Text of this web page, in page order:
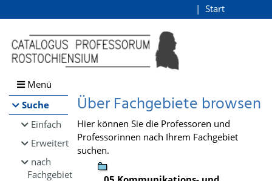
Browsen
direkt zum Inhalt
Start
Menü
Suche
Einfach
Erweitert
nach
Fachgebiet
Über Fachgebiete browsen
Hier können Sie die Professoren und
Professorinnen nach Ihrem Fachgebiet
suchen.